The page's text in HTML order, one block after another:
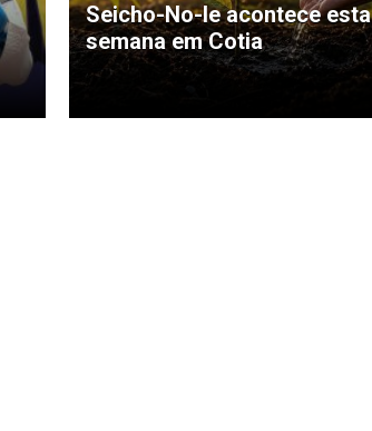
Seicho-No-Ie acontece esta
semana em Cotia